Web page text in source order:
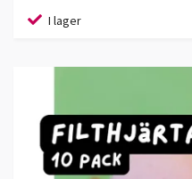
I lager